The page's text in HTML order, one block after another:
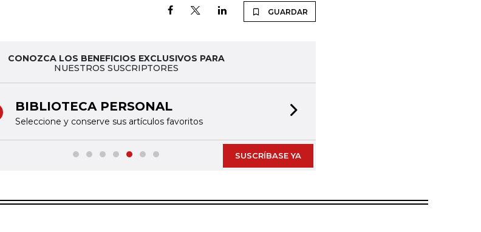
GUARDAR
CONOZCA LOS BENEFICIOS EXCLUSIVOS PARA
NUESTROS SUSCRIPTORES
BIBLIOTECA PERSONAL
Seleccione y conserve sus artículos favoritos
SUSCRÍBASE YA